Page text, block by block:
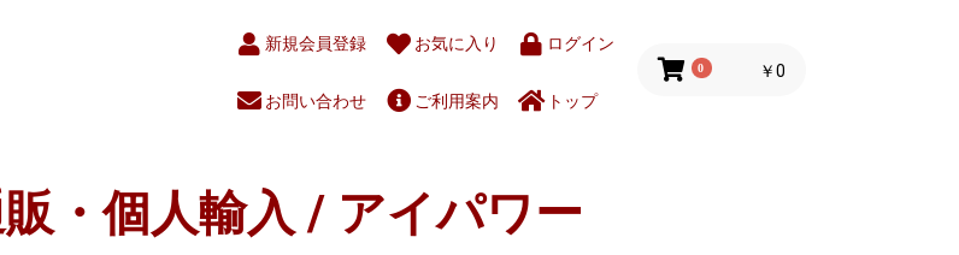
新規会員登録 お気に入り ログイン
お問い合わせ ご利用案内 トップ
0 ￥0
・個人輸入 / アイパワー